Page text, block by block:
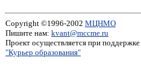
Copyright ©1996-2002 МЦНМО
Пишите нам: kvant@mccme.ru
Проект осуществляется при поддержке
"Курьер образования"